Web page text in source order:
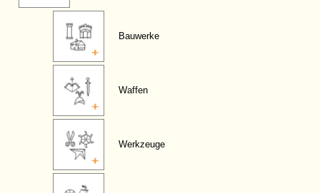
Bauwerke
Waffen
Werkzeuge